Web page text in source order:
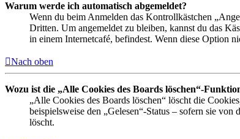
Warum werde ich automatisch abgemeldet?
Wenn du beim Anmelden das Kontrollkästchen
Dritten. Um angemeldet zu bleiben, kannst du das
in einem Internetcafé, befindest. Wenn diese Option
Nach oben
Wozu ist die „Alle Cookies des Boards löschen“-
„Alle Cookies des Boards löschen“ löscht die
beispielsweise den „Gelesen“-Status – sofern sie
löscht.